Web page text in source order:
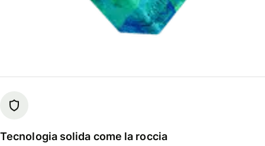
Tecnologia solida come la roccia